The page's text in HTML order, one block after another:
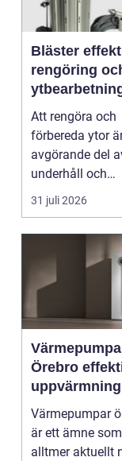
Bläster effektiv
rengöring
proffs och
hantverkare
Att rengöra och
förbereda ytor
avgörande del
underhåll och
renovering. Färg,
31 juli 2026
Örebro effektiv
hus och
fastigheter
Värmepumpar
är ett ämne
alltmer aktuellt